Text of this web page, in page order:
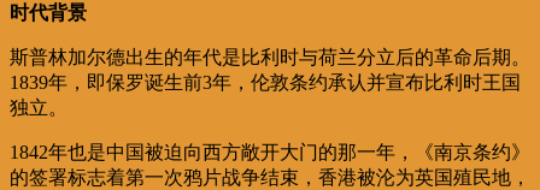
时代背景
斯普林加尔德出生的年代是比利时与荷兰分立后的革命后期。
1839年，即保罗诞生前3年，伦敦条约承认并宣布比利时王国
独立。
1842年也是中国被迫向西方敞开大门的那一年，《南京条约》
的签署标志着第一次鸦片战争结束，香港被沦为英国殖民地，